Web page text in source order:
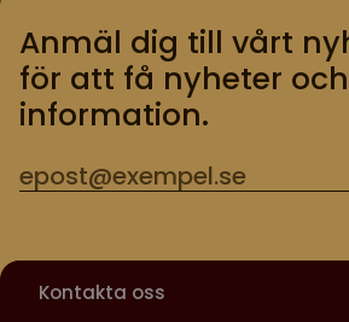
Anmäl dig till vårt
för att få nyheter och
information.
Kontakta oss